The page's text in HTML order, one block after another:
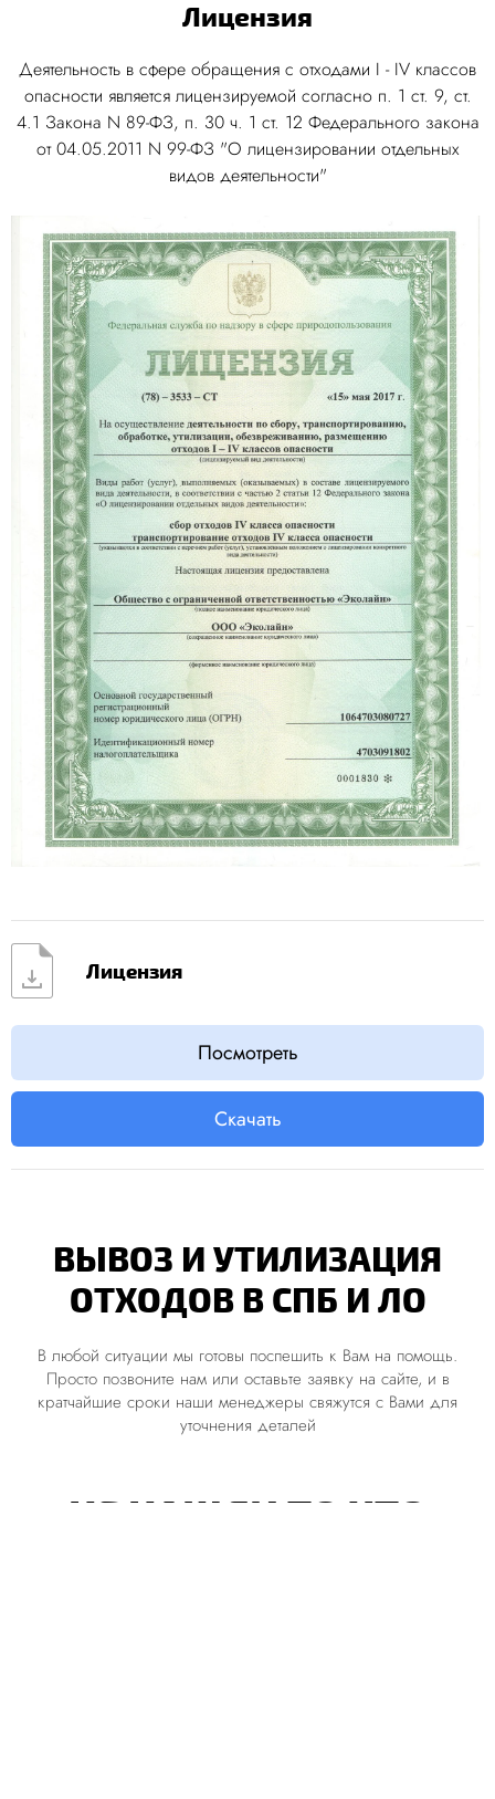
Лицензия
Деятельность в сфере обращения с отходами I - IV классов
опасности является лицензируемой согласно п. 1 ст. 9, ст.
4.1 Закона N 89-ФЗ, п. 30 ч. 1 ст. 12 Федерального закона
от 04.05.2011 N 99-ФЗ "О лицензировании отдельных
видов деятельности"
Лицензия
Посмотреть
Скачать
ВЫВОЗ И УТИЛИЗАЦИЯ
ОТХОДОВ В СПБ И ЛО
В любой ситуации мы готовы поспешить к Вам на помощь.
Просто позвоните нам или оставьте заявку на сайте, и в
кратчайшие сроки наши менеджеры свяжутся с Вами для
уточнения деталей
НЕ НАШЛИ ТО ЧТО